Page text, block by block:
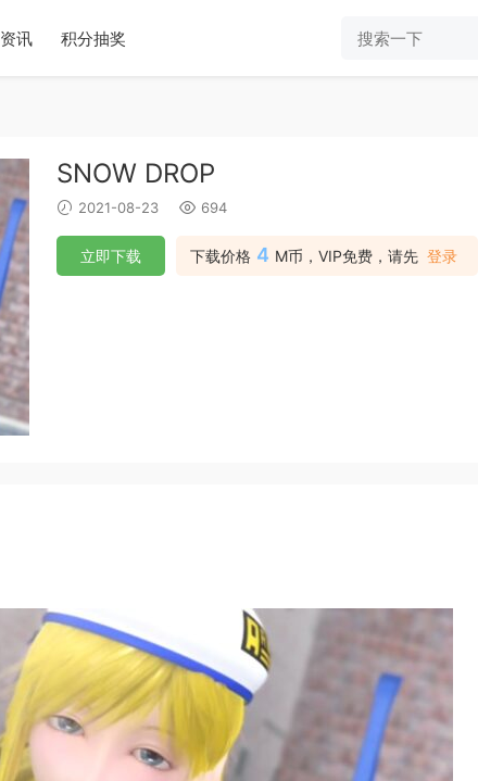
资讯 积分抽奖
SNOW DROP
2021-08-23 694
下载价格 4 M币，VIP免费，请先 登录
立即下载